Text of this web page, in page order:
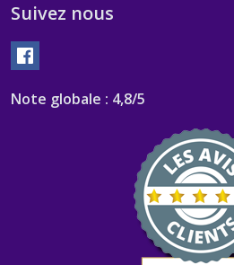
Suivez nous
Note globale : 4,8/5